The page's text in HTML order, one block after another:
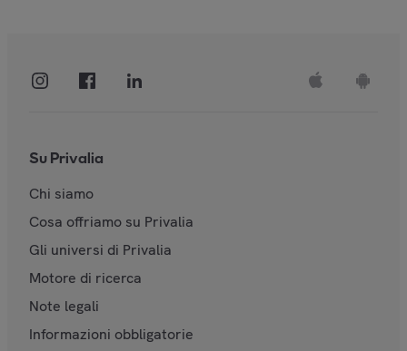
Su Privalia
Chi siamo
Cosa offriamo su Privalia
Gli universi di Privalia
Motore di ricerca
Note legali
Informazioni obbligatorie